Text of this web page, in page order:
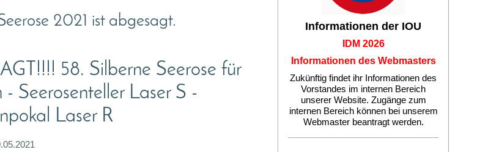
2021 ist abgesagt.
58. Silberne Seerose für
- Seerosenteller Laser S -
Laser R
Informationen der IOU
IDM 2026
Informationen des Webmasters
Zukünftig findet ihr Informationen des
Vorstandes im internen Bereich
unserer Website. Zugänge zum
internen Bereich können bei unserem
Webmaster beantragt werden.